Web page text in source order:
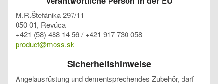
M.R.Štefánika 297/11
050 01, Revúca
+421 (58) 488 14 56 / +421 917 730 058
product@moss.sk
Sicherheitshinweise
Angelausrüstung und dementsprechendes Zubehör, darf